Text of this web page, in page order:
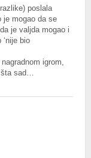
poslala
je mogao da se
je valjda mogao i
bio
igrom,
sad…